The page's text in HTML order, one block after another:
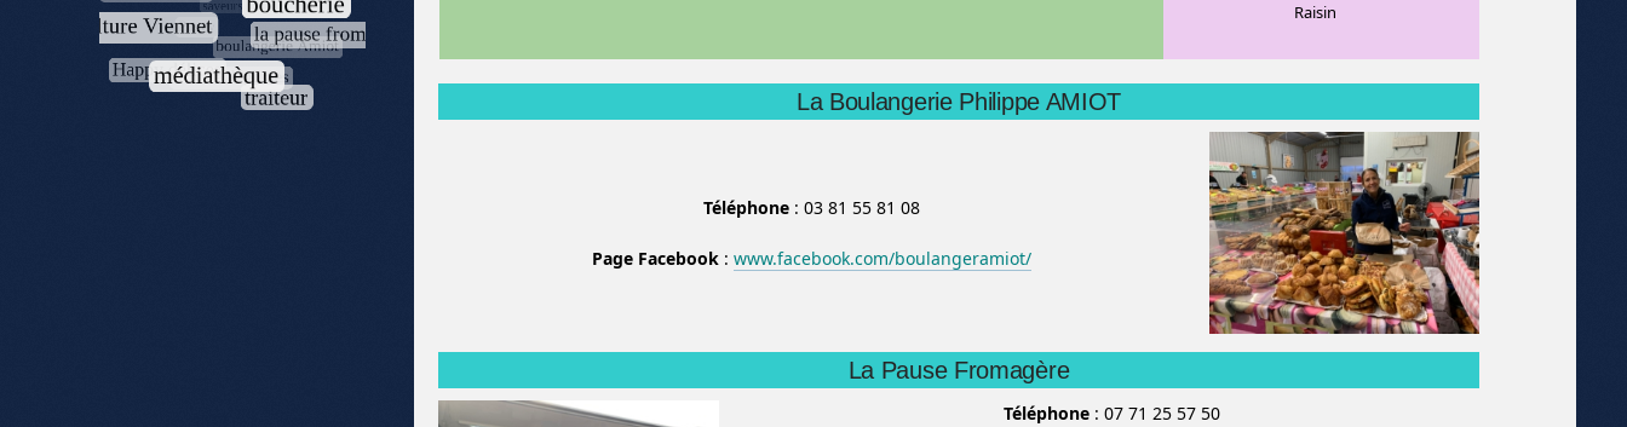
Raisin
La Boulangerie Philippe AMIOT
Téléphone : 03 81 55 81 08
Page Facebook : www.facebook.com/boulangeramiot/
La Pause Fromagère
Téléphone: 07 71 25 57 50